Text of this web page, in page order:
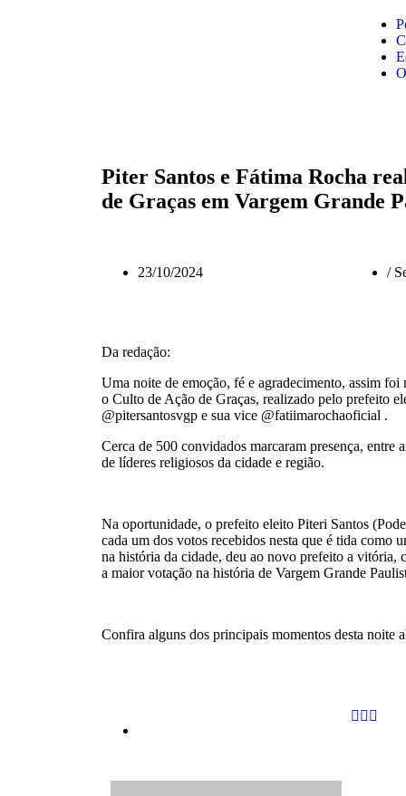
Piter Santos e Fátima Rocha
de Graças em Vargem Grande
23/10/2024 /
Da redação:
Uma noite de emoção, fé e agradecimento, assim foi
o Culto de Ação de Graças, realizado pelo prefeito
@pitersantosvgp e sua vice @fatiimarochaoficial .
Cerca de 500 convidados marcaram presença, entre
de líderes religiosos da cidade e região.
Na oportunidade, o prefeito eleito Piteri Santos
cada um dos votos recebidos nesta que é tida como
na história da cidade, deu ao novo prefeito a vitória,
a maior votação na história de Vargem Grande
Confira alguns dos principais momentos desta noite